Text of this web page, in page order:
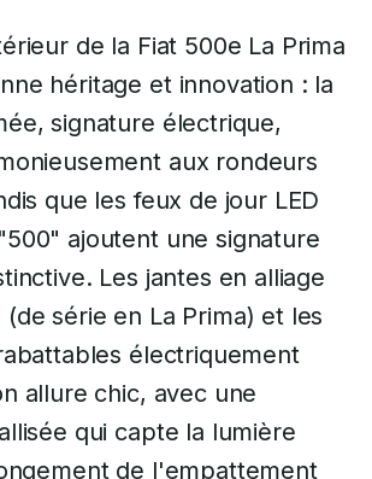
de la Fiat 500e La Prima
héritage et innovation : la
signature électrique,
aux rondeurs
que les feux de jour LED
ajoutent une signature
Les jantes en alliage
(de série en La Prima) et les
électriquement
allure chic, avec une
qui capte la lumière
de l'empattement